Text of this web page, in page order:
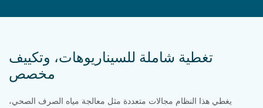
تغطية شاملة للسيناريوهات، وتكييف
مخصص
يغطي هذا النظام مجالات متعددة مثل معالجة مياه الصرف الصحي،